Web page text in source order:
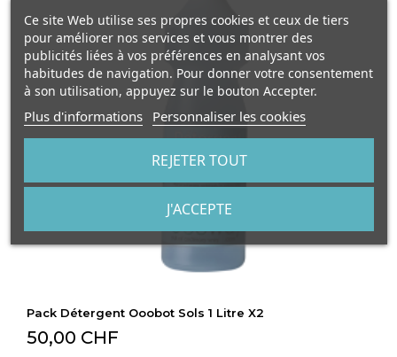
Pack Détergent Ooobot Sols 1 Litre X2
50,00 CHF
Ce site Web utilise ses propres cookies et ceux de tiers
pour améliorer nos services et vous montrer des
publicités liées à vos préférences en analysant vos
habitudes de navigation. Pour donner votre consentement
à son utilisation, appuyez sur le bouton Accepter.
Plus d'informations Personnaliser les cookies
REJETER TOUT
J'ACCEPTE